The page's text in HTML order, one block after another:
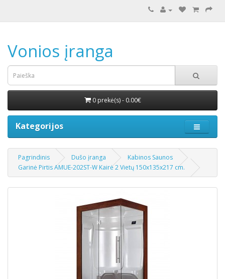
Vonios įranga
0 prekė(s) - 0.00€
Kategorijos
Pagrindinis Dušo įranga
Kabinos Saunos
Garinė Pirtis AMUE-202ST-W Kairė 2 Vietų 150x135x217 cm.